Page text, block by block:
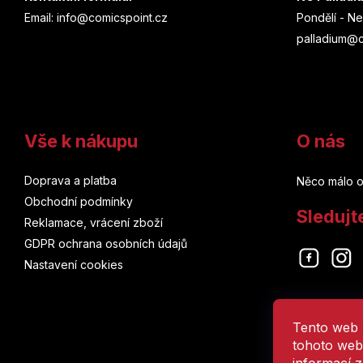
Tento
tohoto
Email: info@comicspoint.cz
Pondělí -
Vše k nákupu
Doprava a platba
Obchodní podmínky
Reklamace, vrácení zboží
GDPR ochrana osobních údajů
Nastavení cookies
O nás
Něco málo